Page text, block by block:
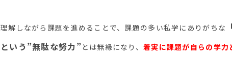
理解しながら課題を進めることで、課題の多い私学にありがちな
という”無駄な努力” とは無縁になり、着実に課題が自らの学力